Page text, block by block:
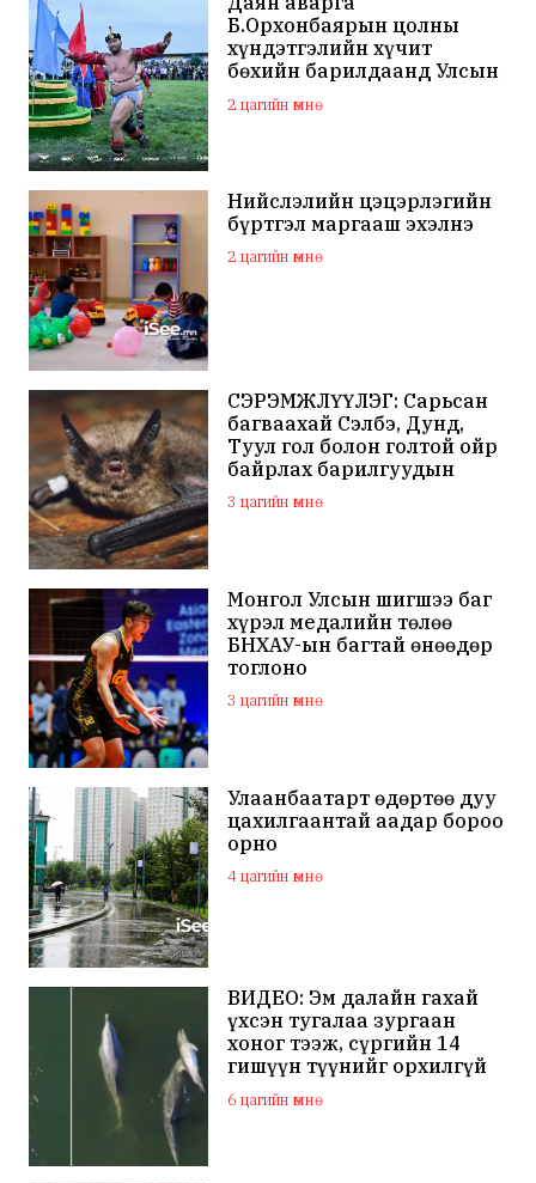
Б.Орхонбаярын цолны
хүндэтгэлийн хүчит
бөхийн барилдаанд Улсын
арслан Ц.Бямба-Отгон
түрүүллээ
2 цагийн өмнө
Нийслэлийн цэцэрлэгийн
бүртгэл маргааш эхэлнэ
2 цагийн өмнө
СЭРЭМЖЛҮҮЛЭГ: Сарьсан
багваахай Сэлбэ, Дунд,
Туул гол болон голтой ойр
байрлах барилгуудын
дээвэр зэрэг газарт ихээр
үүрлэж байна
3 цагийн өмнө
Монгол Улсын шигшээ баг
хүрэл медалийн төлөө
БНХАУ-ын багтай өнөөдөр
тоглоно
3 цагийн өмнө
Улаанбаатарт өдөртөө дуу
цахилгаантай аадар бороо
орно
4 цагийн өмнө
ВИДЕО: Эм далайн гахай
үхсэн тугалаа зургаан
хоног тээж, сүргийн 14
гишүүн түүнийг орхилгүй
сэлжээ
6 цагийн өмнө